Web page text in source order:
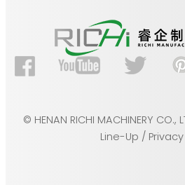
© HENAN RICHI MACHINERY
Line-Up /